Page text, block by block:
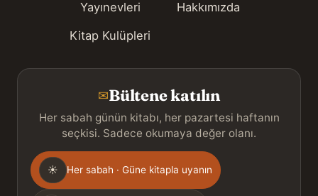
Yayınevleri
Kitap Kulüpleri
Hakkımızda
✉Bültene katılın
Her sabah günün kitabı, her pazartesi haftanın
seçkisi. Sadece okumaya değer olanı.
Gönderim
sıklığı
☀ Her sabah · Güne kitapla uyanın